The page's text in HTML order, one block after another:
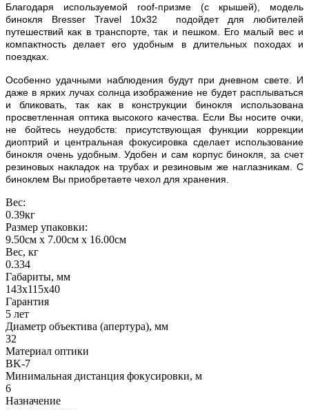
Благодаря используемой roof-призме (с крышей), модель
бинокля Bresser Travel 10x32 подойдет для любителей
путешествий как в транспорте, так и пешком. Его малый вес и
компактность делает его удобным в длительных походах и
поездках.
Особенно удачными наблюдения будут при дневном свете. И
даже в ярких лучах солнца изображение не будет расплываться
и бликовать, так как в конструкции бинокля использована
просветленная оптика высокого качества. Если Вы носите очки,
не бойтесь неудобств: присутствующая функции коррекции
диоптрий и центральная фокусировка сделает использование
бинокля очень удобным. Удобен и сам корпус бинокля, за счет
резиновых накладок на трубах и резиновым же наглазникам. С
биноклем Вы приобретаете чехол для хранения.
Вес:
0.39кг
Размер упаковки:
9.50см x 7.00см x 16.00см
Вес, кг
0.334
Габариты, мм
143x115x40
Гарантия
5 лет
Диаметр объектива (апертура), мм
32
Материал оптики
BK-7
Минимальная дистанция фокусировки, м
6
Назначение